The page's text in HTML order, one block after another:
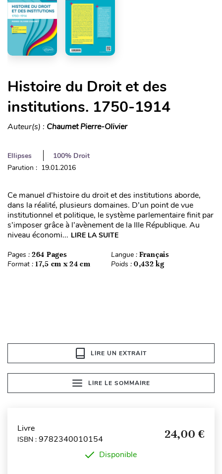
Histoire du Droit et des
institutions. 1750-1914
Auteur(s) : Chaumet Pierre-Olivier
Ellipses
100% Droit
Parution : 19.01.2016
Ce manuel d’histoire du droit et des institutions aborde,
dans la réalité, plusieurs domaines. D’un point de vue
institutionnel et politique, le système parlementaire finit par
s’imposer grâce à l’avènement de la IIIe République. Au
niveau économi... LIRE LA SUITE
Pages : 264 Pages Langue : Français
Format : 17,5 cm x 24 cm Poids : 0,432 kg
LIRE UN EXTRAIT
LIRE LE SOMMAIRE
Livre
ISBN : 9782340010154 24,00 €
Disponible